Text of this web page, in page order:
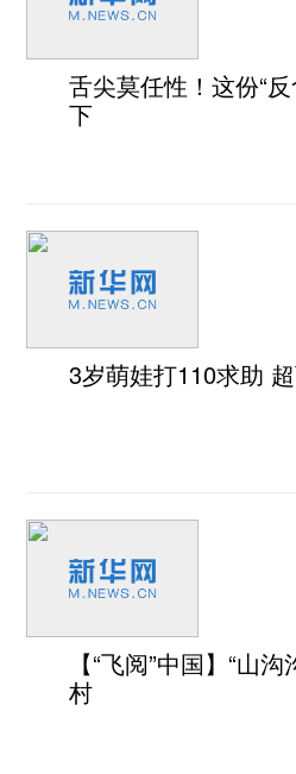
舌尖莫任性！这份“
下
3岁萌娃打110求助
【“飞阅”中国】“山
村